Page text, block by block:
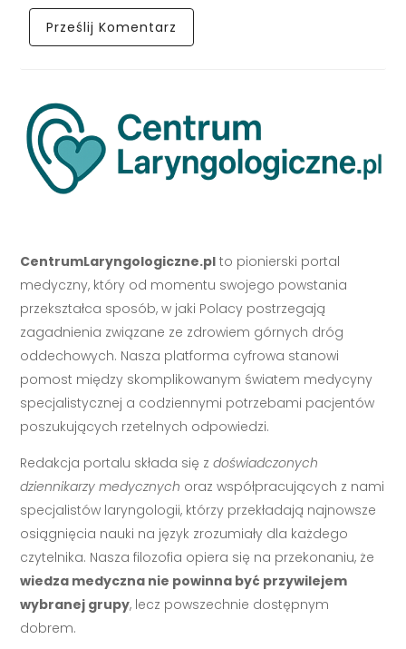
CentrumLaryngologiczne.pl to pionierski portal
medyczny, który od momentu swojego powstania
przekształca sposób, w jaki Polacy postrzegają
zagadnienia związane ze zdrowiem górnych dróg
oddechowych. Nasza platforma cyfrowa stanowi
pomost między skomplikowanym światem medycyny
specjalistycznej a codziennymi potrzebami pacjentów
poszukujących rzetelnych odpowiedzi.
Redakcja portalu składa się zdoświadczonych
dziennikarzy medycznych oraz współpracujących z nami
specjalistów laryngologii, którzy przekładają najnowsze
osiągnięcia nauki na język zrozumiały dla każdego
czytelnika. Nasza filozofia opiera się na przekonaniu, że
wiedza medyczna nie powinna być przywilejem
wybranej grupy, lecz powszechnie dostępnym
dobrem.